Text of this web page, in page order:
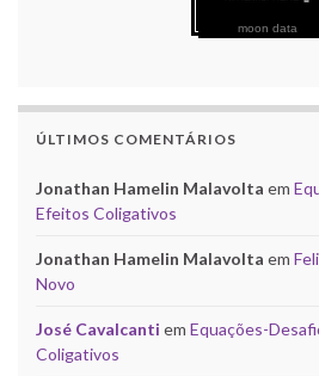
moon data
ÚLTIMOS COMENTÁRIOS
Jonathan Hamelin Malavolta em
Efeitos Coligativos
Jonathan Hamelin Malavolta em
Novo
José Cavalcanti em Equações-
Coligativos